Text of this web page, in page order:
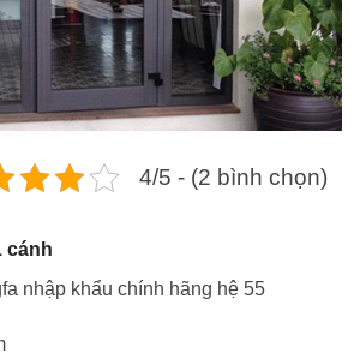
4/5 - (2 bình chọn)
cánh
nhập khẩu chính hãng hệ 55